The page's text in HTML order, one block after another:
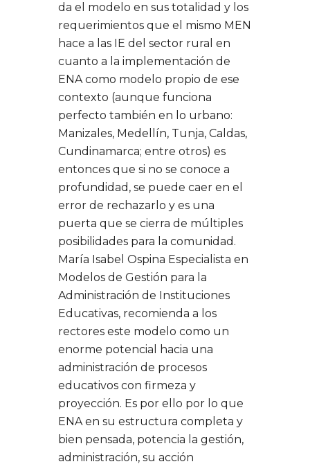
da el modelo en sus totalidad y los
requerimientos que el mismo MEN
hace a las IE del sector rural en
cuanto a la implementación de
ENA como modelo propio de ese
contexto (aunque funciona
perfecto también en lo urbano:
Manizales, Medellín, Tunja, Caldas,
Cundinamarca; entre otros) es
entonces que si no se conoce a
profundidad, se puede caer en el
error de rechazarlo y es una
puerta que se cierra de múltiples
posibilidades para la comunidad.
María Isabel Ospina Especialista en
Modelos de Gestión para la
Administración de Instituciones
Educativas, recomienda a los
rectores este modelo como un
enorme potencial hacia una
administración de procesos
educativos con firmeza y
proyección. Es por ello por lo que
ENA en su estructura completa y
bien pensada, potencia la gestión,
administración, su acción